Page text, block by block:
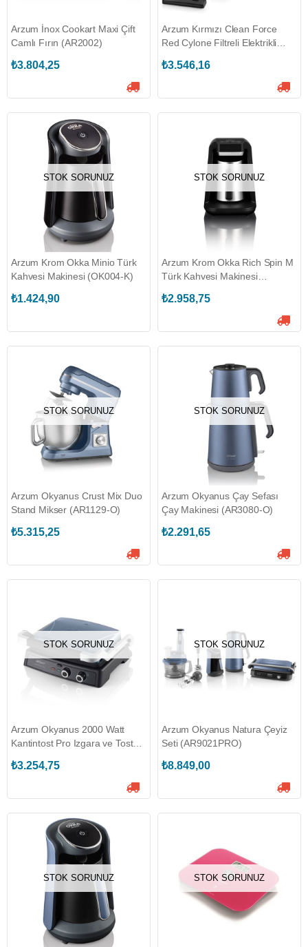
Arzum İnox Cookart Maxi Çift
Camlı Fırın (AR2002)
₺3.804,25
Arzum Kırmızı Clean Force
Red Cylone Filtreli Elektrikli
₺3.546,16
STOK SORUNUZ
Arzum Krom Okka Minio Türk
Kahvesi Makinesi (OK004-K)
₺1.424,90
STOK SORUNUZ
Arzum Krom Okka Rich Spin M
Türk Kahvesi Makinesi
₺2.958,75
STOK SORUNUZ
Arzum Okyanus Crust Mix Duo
Stand Mikser (AR1129-O)
₺5.315,25
STOK SORUNUZ
Arzum Okyanus Çay Sefası
Çay Makinesi (AR3080-O)
₺2.291,65
STOK SORUNUZ
Arzum Okyanus 2000 Watt
Kantintost Pro Izgara ve Tost
₺3.254,75
STOK SORUNUZ
Arzum Okyanus Natura Çeyiz
Seti (AR9021PRO)
₺8.849,00
STOK SORUNUZ STOK SORUNUZ